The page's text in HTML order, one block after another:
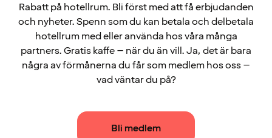
Rabatt på hotellrum. Bli först med att få erbjudanden
och nyheter. Spenn som du kan betala och delbetala
hotellrum med eller använda hos våra många
partners. Gratis kaffe – när du än vill. Ja, det är bara
några av förmånerna du får som medlem hos oss –
vad väntar du på?
Bli medlem